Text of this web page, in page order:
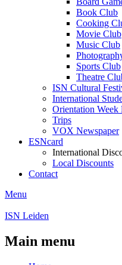
Book Club
Cooking
Movie Club
Music Club
Sports Club
Theatre
ISN Cultural
International
Orientation Week
Trips
VOX Newspaper
ESNcard
International
Local Discounts
Contact
Menu
ISN Leiden
Main menu